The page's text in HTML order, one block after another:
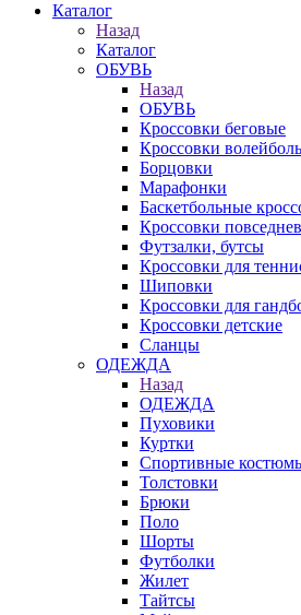
Каталог
Назад
Каталог
ОБУВЬ
Назад
ОБУВЬ
Кроссовки беговые
Кроссовки
Борцовки
Марафонки
Баскетбольные
Кроссовки
Футзалки, бутсы
Кроссовки для
Шиповки
Кроссовки для
Кроссовки детские
Сланцы
ОДЕЖДА
Назад
ОДЕЖДА
Пуховики
Куртки
Спортивные
Толстовки
Брюки
Поло
Шорты
Футболки
Жилет
Тайтсы